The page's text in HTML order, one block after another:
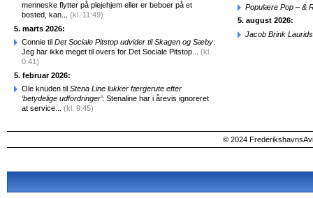
menneske flytter på plejehjem eller er beboer på et
bosted, kan... (kl. 11:49)
5. marts 2026:
Connie til Det Sociale Pitstop udvider til Skagen og Sæby:
Jeg har ikke meget til overs for Det Sociale Pitstop... (kl.
0:41)
5. februar 2026:
Ole knuden til Stena Line lukker færgerute efter
‘betydelige udfordringer’: Stenaline har i årevis ignoreret
at service... (kl. 9:45)
Populære Pop – &
5. august 2026:
Jacob Brink
© 2024